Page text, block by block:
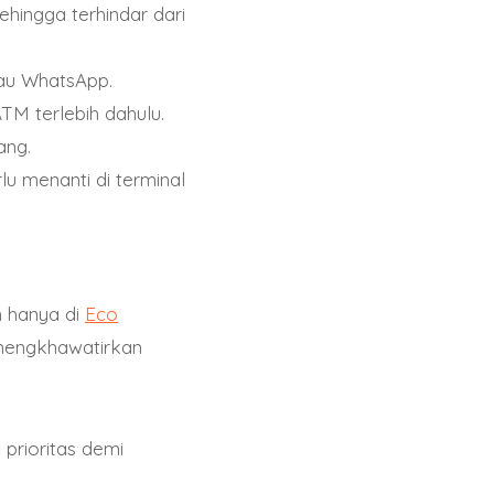
o teléfono. Esto
de
popular
y plataformas
Si estás
visitar Este
terhindar dari
WhatsApp.
terlebih dahulu.
menanti di terminal
di Eco
prioritas demi